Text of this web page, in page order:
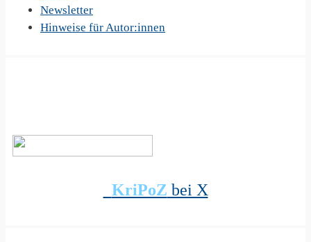
Newsletter
Hinweise für Autor:innen
KriPoZ bei X